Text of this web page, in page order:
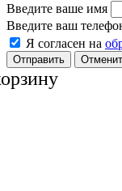
Введите ваше имя
Введите ваш
Я согласен на